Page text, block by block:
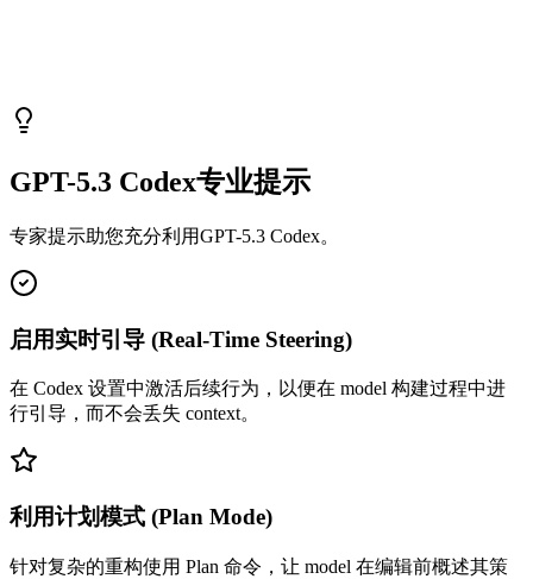
GPT-5.3 Codex专业提示
专家提示助您充分利用GPT-5.3 Codex。
启用实时引导 (Real-Time Steering)
在 Codex 设置中激活后续行为，以便在 model 构建过程中进
行引导，而不会丢失 context。
利用计划模式 (Plan Mode)
针对复杂的重构使用 Plan 命令，让 model 在编辑前概述其策